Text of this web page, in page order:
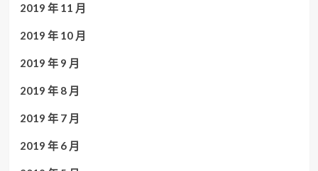
2019 年 11 月
2019 年 10 月
2019 年 9 月
2019 年 8 月
2019 年 7 月
2019 年 6 月